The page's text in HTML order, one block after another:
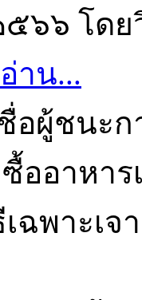
๖๖ โดย
าน...
อผู้ชนะก
ออาหา
พาะเจ